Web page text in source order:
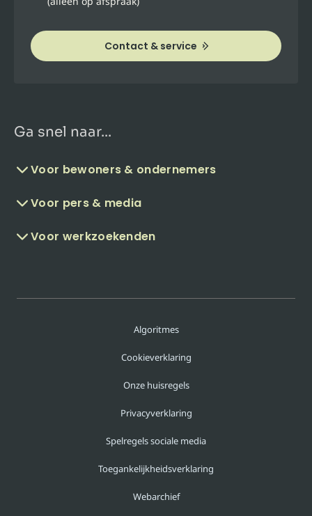
Contact & service
Ga snel naar...
Voor bewoners & ondernemers
Voor pers & media
Voor werkzoekenden
Algoritmes
Cookieverklaring
Onze huisregels
Privacyverklaring
Spelregels sociale media
Toegankelijkheidsverklaring
Webarchief